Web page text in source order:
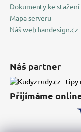
Dokumenty ke stažení
Mapa serveru
Náš web handesign.cz
Náš partner
Přijímáme